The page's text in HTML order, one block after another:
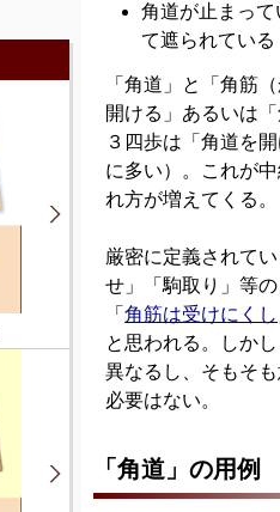
角道が止まっ
て遮られている
「角道」と「角筋
開ける」あるいは
３四歩は「角道を
に多い）。これが
れ方が増えてくる。
厳密に定義されて
せ」「駒取り」等
「 角筋は受けにくし
と思われる。しか
異なるし、そもそ
必要はない。
「角道」の用例